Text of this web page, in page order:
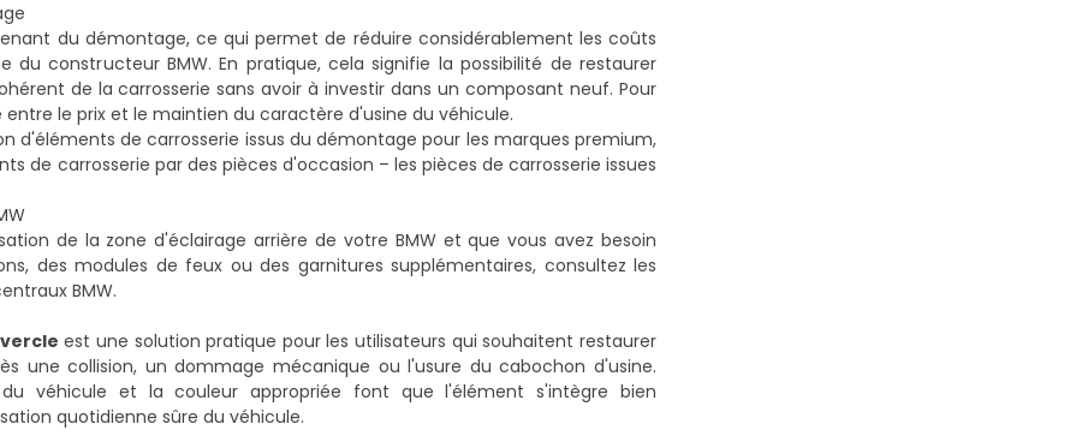
du démontage, ce qui permet de réduire considérablement les coûts
constructeur BMW. En pratique, cela signifie la possibilité de restaurer
de la carrosserie sans avoir à investir dans un composant neuf. Pour
le prix et le maintien du caractère d'usine du véhicule.
d'éléments de carrosserie issus du démontage pour les marques premium,
de carrosserie par des pièces d'occasion – les pièces de carrosserie issues
de la zone d'éclairage arrière de votre BMW et que vous avez besoin
des modules de feux ou des garnitures supplémentaires, consultez les
BMW.
est une solution pratique pour les utilisateurs qui souhaitent restaurer
une collision, un dommage mécanique ou l'usure du cabochon d'usine.
véhicule et la couleur appropriée font que l'élément s'intègre bien
quotidienne sûre du véhicule.